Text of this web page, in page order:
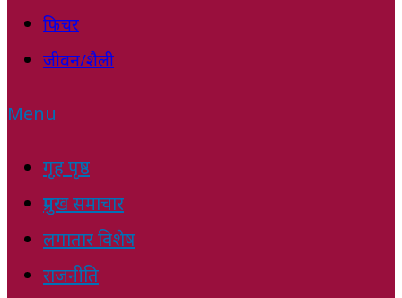
फिचर
जीवन/शैली
Menu
गृह पृष्ठ
प्रमुख समाचार
लगातार विशेष
राजनीति